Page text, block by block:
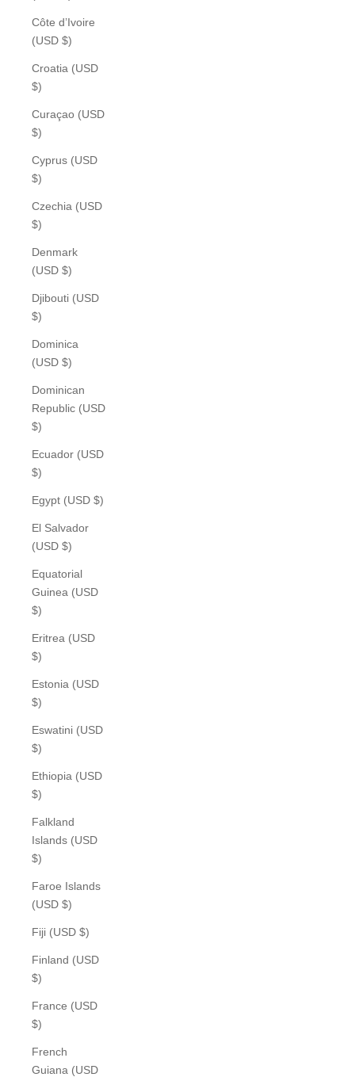
Côte d’Ivoire
(USD $)
Croatia (USD
$)
Curaçao (USD
$)
Cyprus (USD
$)
Czechia (USD
$)
Denmark
(USD $)
Djibouti (USD
$)
Dominica
(USD $)
Dominican
Republic (USD
$)
Ecuador (USD
$)
Egypt (USD $)
El Salvador
(USD $)
Equatorial
Guinea (USD
$)
Eritrea (USD
$)
Estonia (USD
$)
Eswatini (USD
$)
Ethiopia (USD
$)
Falkland
Islands (USD
$)
Faroe Islands
(USD $)
Fiji (USD $)
Finland (USD
$)
France (USD
$)
French
Guiana (USD